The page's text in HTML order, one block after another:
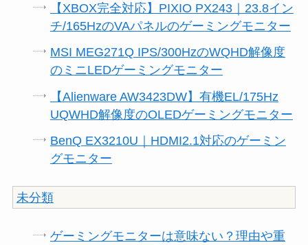
【XBOX完全対応】PIXIO PX243｜23.8イン
チ/165HzのVAパネルのゲーミングモニター
MSI MEG271Q IPS/300HzのWQHD解像度
のミニLEDゲーミングモニター
【Alienware AW3423DW】有機EL/175Hz
UQWHD解像度のOLEDゲーミングモニター
BenQ EX3210U｜HDMI2.1対応のゲーミン
グモニター
未分類
ゲーミングモニターは意味ない？理由や重